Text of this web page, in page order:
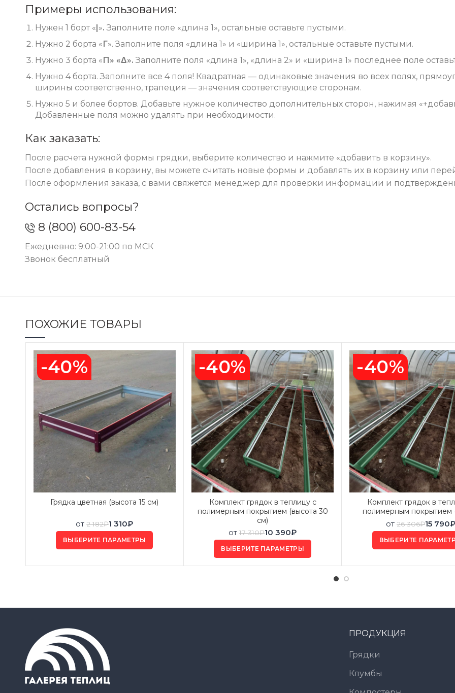
Примеры использования:
Нужен 1 борт «|». Заполните поле «длина 1», остальные оставьте пустыми.
Нужно 2 борта «Г». Заполните поля «длина 1» и «ширина 1», остальные оставьте пустыми.
Нужно 3 борта «П» «Δ».Заполните поля «длина 1», «длина 2» и «ширина 1» последнее поле
Нужно 4 борта. Заполните все 4 поля! Квадратная — одинаковые значения во всех полях,
ширины соответственно, трапеция — значения соответствующие сторонам.
Нужно 5 и более бортов. Добавьте нужное количество дополнительных сторон, нажимая
Добавленные поля можно удалять при необходимости.
Как заказать:
После расчета нужной формы грядки, выберите количество и нажмите «добавить в корзину».
После добавления в корзину, вы можете считать новые формы и добавлять их в корзину или
После оформления заказа, с вами свяжется менеджер для проверки информации и
Остались вопросы?
8 (800) 600-83-54
Ежедневно: 9:00-21:00 по МСК
Звонок бесплатный
ПОХОЖИЕ ТОВАРЫ
-40%
Грядка цветная (высота 15 см)
от 2 182₽1 310₽
ВЫБЕРИТЕ ПАРАМЕТРЫ
-40%
Комплект грядок в теплицу с
полимерным покрытием (высота 30
см)
от 17 310₽10 390₽
ВЫБЕРИТЕ ПАРАМЕТРЫ
-40%
Комплект грядок в
полимерным покрытием
от 26 306₽15 790
ВЫБЕРИТЕ
ПРОДУКЦИЯ
Грядки
Клумбы